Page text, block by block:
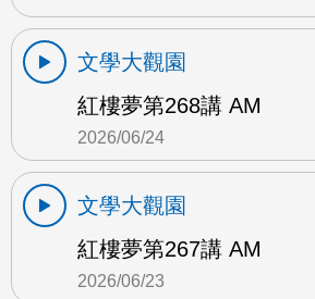
文學大觀園
紅樓夢第268講 AM
2026/06/24
文學大觀園
紅樓夢第267講 AM
2026/06/23